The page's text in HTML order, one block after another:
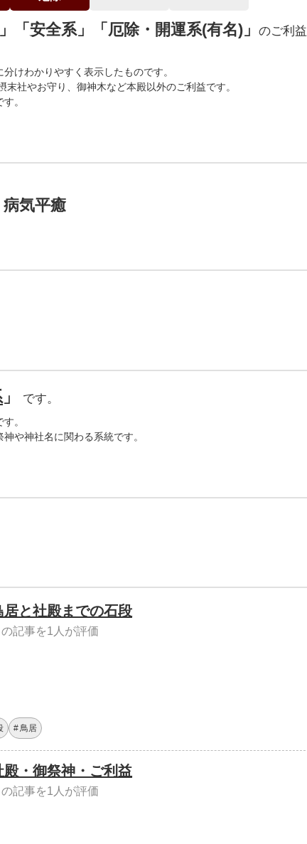
「安全系」「厄除・開運系(有名)」
のご利益
けわかりやすく表示したものです。
社やお守り、御神木など本殿以外のご利益です。
。
気平癒
」 です。
。
や神社名に関わる系統です。
居と社殿までの石段
の記事を1人が評価
鳥居
殿・御祭神・ご利益
の記事を1人が評価